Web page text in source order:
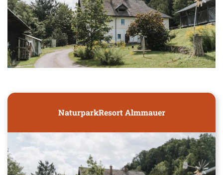
NaturparkResort Almmauer